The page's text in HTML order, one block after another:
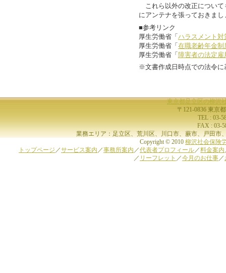
これら以外の改正について
にアンテナを張っておきまし
■参考リンク
厚生労働省「ハラスメント
厚生労働省「在職老齢年金
厚生労働省「障害者の法定
※文書作成日時点での法令
東京都足立区の柳沢
〒121-0836 東京
TEL : 03-
FAX : 03-
業務エリア：足立区、荒川区、川口市、蕨市、戸田市
Copyright © 2010 柳沢社会保険
トップページ ／サービス案内 ／事務所案内 ／代表者プロフィール／料金案内
／ リーフレット ／今月のお仕事／